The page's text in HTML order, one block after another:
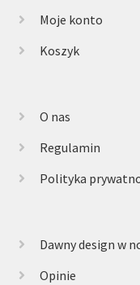
Moje konto
Koszyk
O nas
Regulamin
Polityka
Dawny design w
Opinie